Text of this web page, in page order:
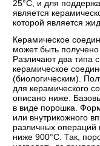
25°С, и для
является
которой является
Керамическое
может быть
Различают два типа
керамическое
(биологическим).
для керамического
описано ниже.
в виде порошка.
или внутрикожного
различных операций
ниже 900°С. Так,